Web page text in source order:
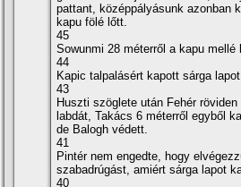
pattant, középpályásunk azonban
kapu fölé lőtt.
45
Sowunmi 28 méterről a kapu mellé
44
Kapic talpalásért kapott sárga
43
Huszti szöglete után Fehér
labdát, Takács 6 méterről egyből
de Balogh védett.
41
Pintér nem engedte, hogy
szabadrúgást, amiért sárga lapot
40